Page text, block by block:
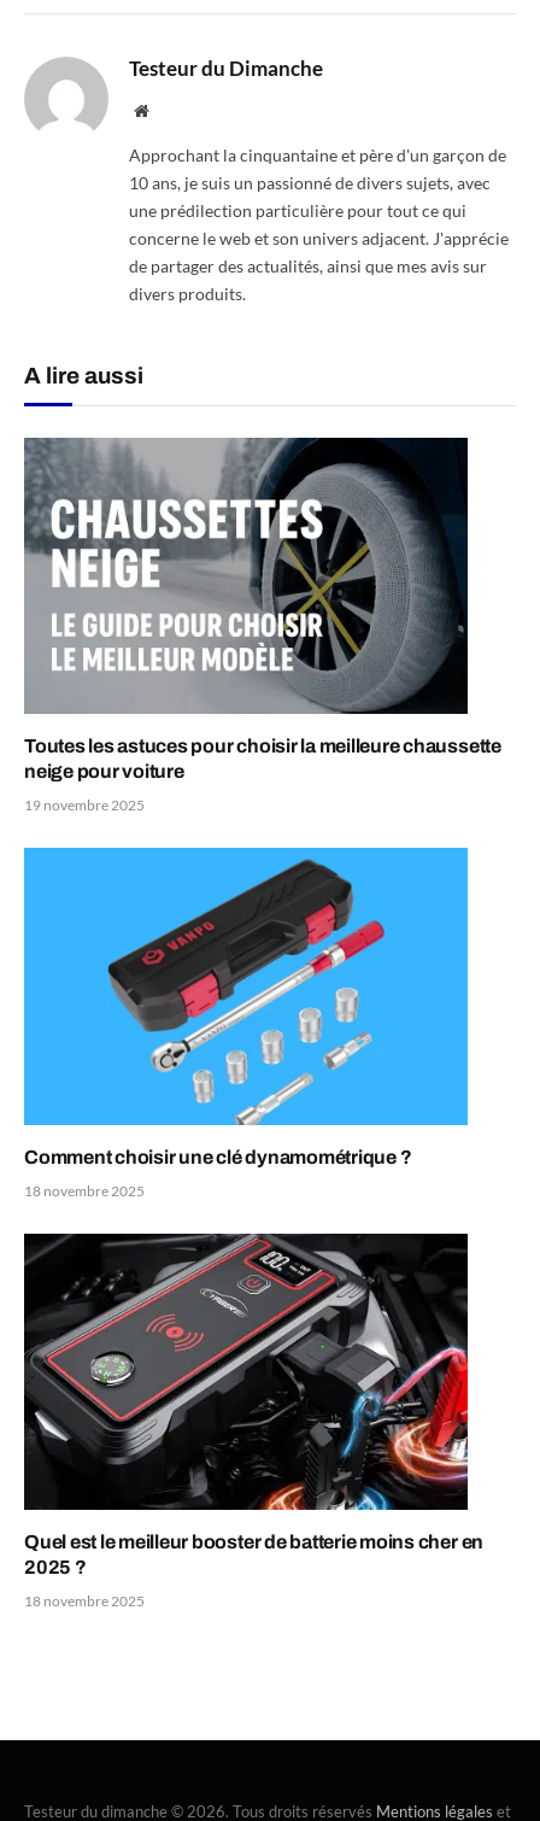
Testeur du Dimanche
Website
Approchant la cinquantaine et père d'un garçon de
10 ans, je suis un passionné de divers sujets, avec
une prédilection particulière pour tout ce qui
concerne le web et son univers adjacent. J'apprécie
de partager des actualités, ainsi que mes avis sur
divers produits.
A lire aussi
Toutes les astuces pour choisir la meilleure chaussette
neige pour voiture
19 novembre 2025
Comment choisir une clé dynamométrique ?
18 novembre 2025
Quel est le meilleur booster de batterie moins cher en
2025 ?
18 novembre 2025
Testeur du dimanche © 2026. Tous droits réservés Mentions légales et